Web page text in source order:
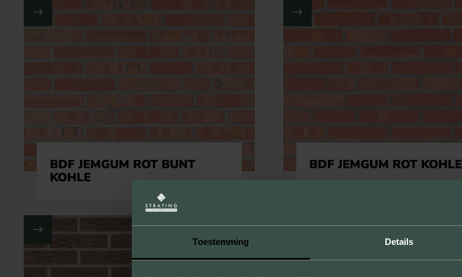
Toestemming Details
BDF JEMGUM ROT BUNT
KOHLE
BDF JEMGUM ROT KOHLE